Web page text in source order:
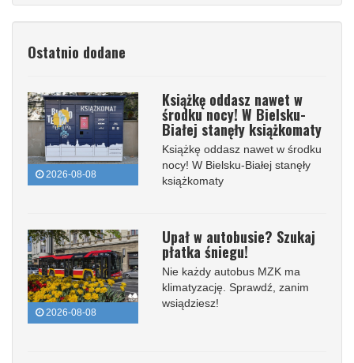
Ostatnio dodane
2026-08-08
Książkę oddasz nawet w
środku nocy! W Bielsku-
Białej stanęły książkomaty
Książkę oddasz nawet w środku
nocy! W Bielsku-Białej stanęły
książkomaty
2026-08-08
Upał w autobusie? Szukaj
płatka śniegu!
Nie każdy autobus MZK ma
klimatyzację. Sprawdź, zanim
wsiądziesz!